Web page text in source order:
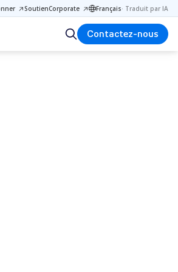
SoutienCorporate Français· Traduit par IA
Contactez-nous